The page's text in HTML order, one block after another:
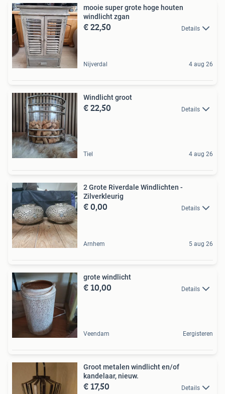
mooie super grote hoge houten
windlicht zgan
€ 22,50 Details
Nijverdal 4 aug 26
Windlicht groot
€ 22,50 Details
Tiel 4 aug 26
2 Grote Riverdale Windlichten -
Zilverkleurig
€ 0,00 Details
Arnhem 5 aug 26
grote windlicht
€ 10,00 Details
Veendam Eergisteren
Groot metalen windlicht en/of
kandelaar, nieuw.
€ 17,50 Details